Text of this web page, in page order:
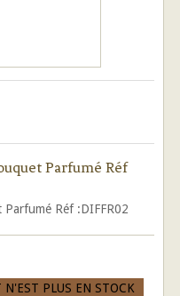
Parfumé Réf
Réf :DIFFR02
N'EST PLUS EN STOCK